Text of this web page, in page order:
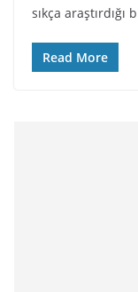
sıkça
Read More